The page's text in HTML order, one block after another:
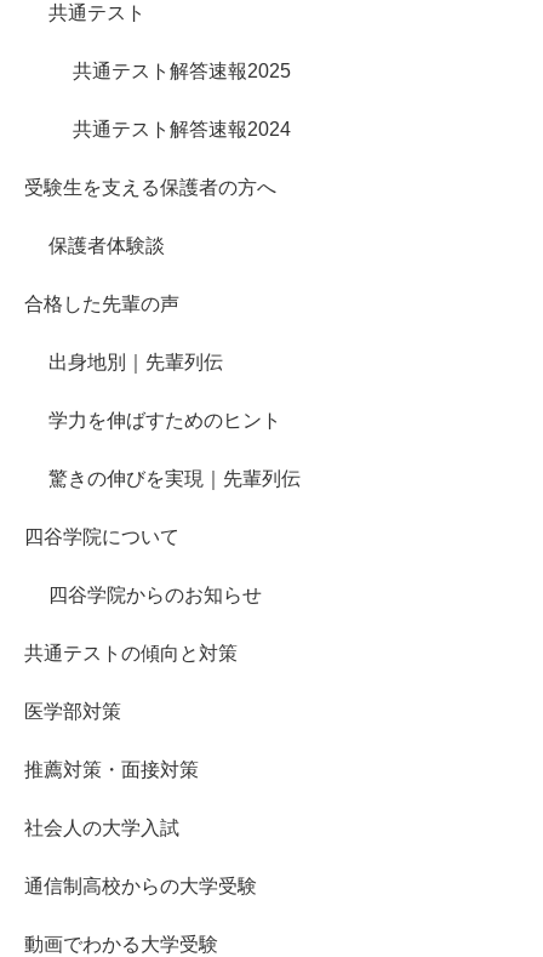
共通テスト
共通テスト解答速報2025
共通テスト解答速報2024
受験生を支える保護者の方へ
保護者体験談
合格した先輩の声
出身地別｜先輩列伝
学力を伸ばすためのヒント
驚きの伸びを実現｜先輩列伝
四谷学院について
四谷学院からのお知らせ
共通テストの傾向と対策
医学部対策
推薦対策・面接対策
社会人の大学入試
通信制高校からの大学受験
動画でわかる大学受験